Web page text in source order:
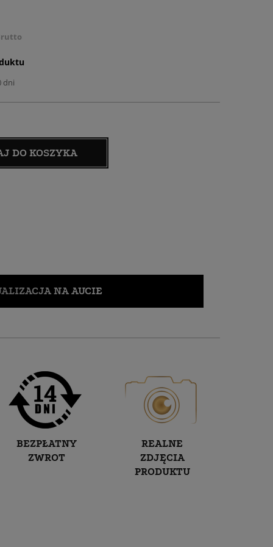
dni
DO KOSZYKA
NA AUCIE
BEZPŁATNY
ZWROT
REALNE
ZDJĘCIA
PRODUKTU